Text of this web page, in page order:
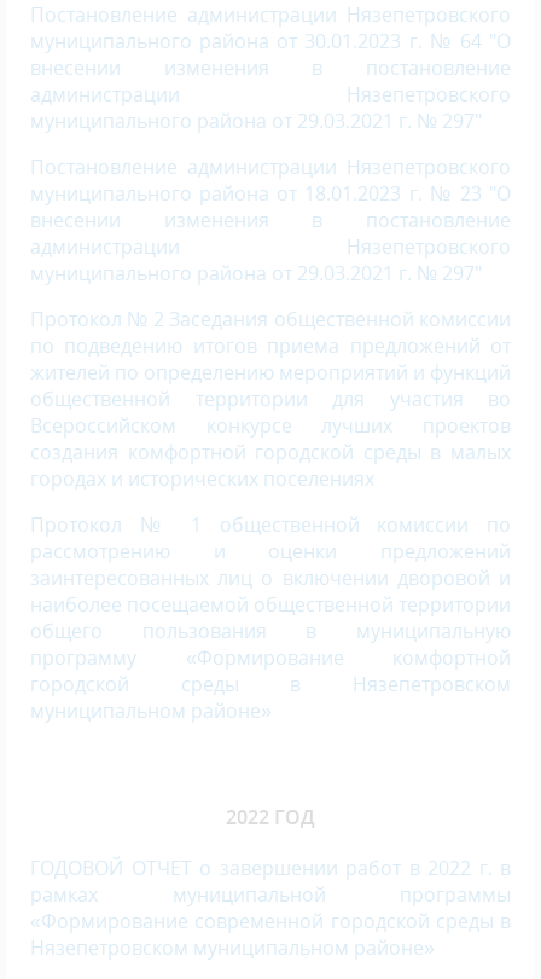
Постановление администрации Нязепетровского
муниципального района от 30.01.2023 г. № 64 "О
внесении изменения в постановление
администрации Нязепетровского
муниципального района от 29.03.2021 г. № 297"
Постановление администрации Нязепетровского
муниципального района от 18.01.2023 г. № 23 "О
внесении изменения в постановление
администрации Нязепетровского
муниципального района от 29.03.2021 г. № 297"
Протокол № 2 Заседания общественной комиссии
по подведению итогов приема предложений от
жи­телей по определению мероприятий и функций
общественной территории для участия во
Всероссийском конкурсе лучших проектов
создания комфортной городской среды в малых
городах и исторических поселениях
Протокол № 1 общественной комиссии по
рассмотрению и оценки предложений
заинтересованных лиц о включении дворовой и
наиболее посещаемой общественной территории
общего пользования в муниципальную
программу «Формирование комфортной
городской среды в Нязепетровском
муниципальном районе»
2022 ГОД
ГОДОВОЙ ОТЧЕТ о завершении работ в 2022 г. в
рамках муниципальной программы
«Формирование современной городской среды в
Нязепетровском муниципальном районе»